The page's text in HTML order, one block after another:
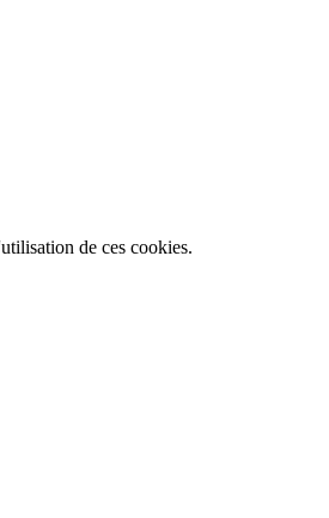
de ces cookies.